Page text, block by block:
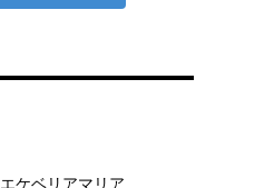
エケベリアマリア